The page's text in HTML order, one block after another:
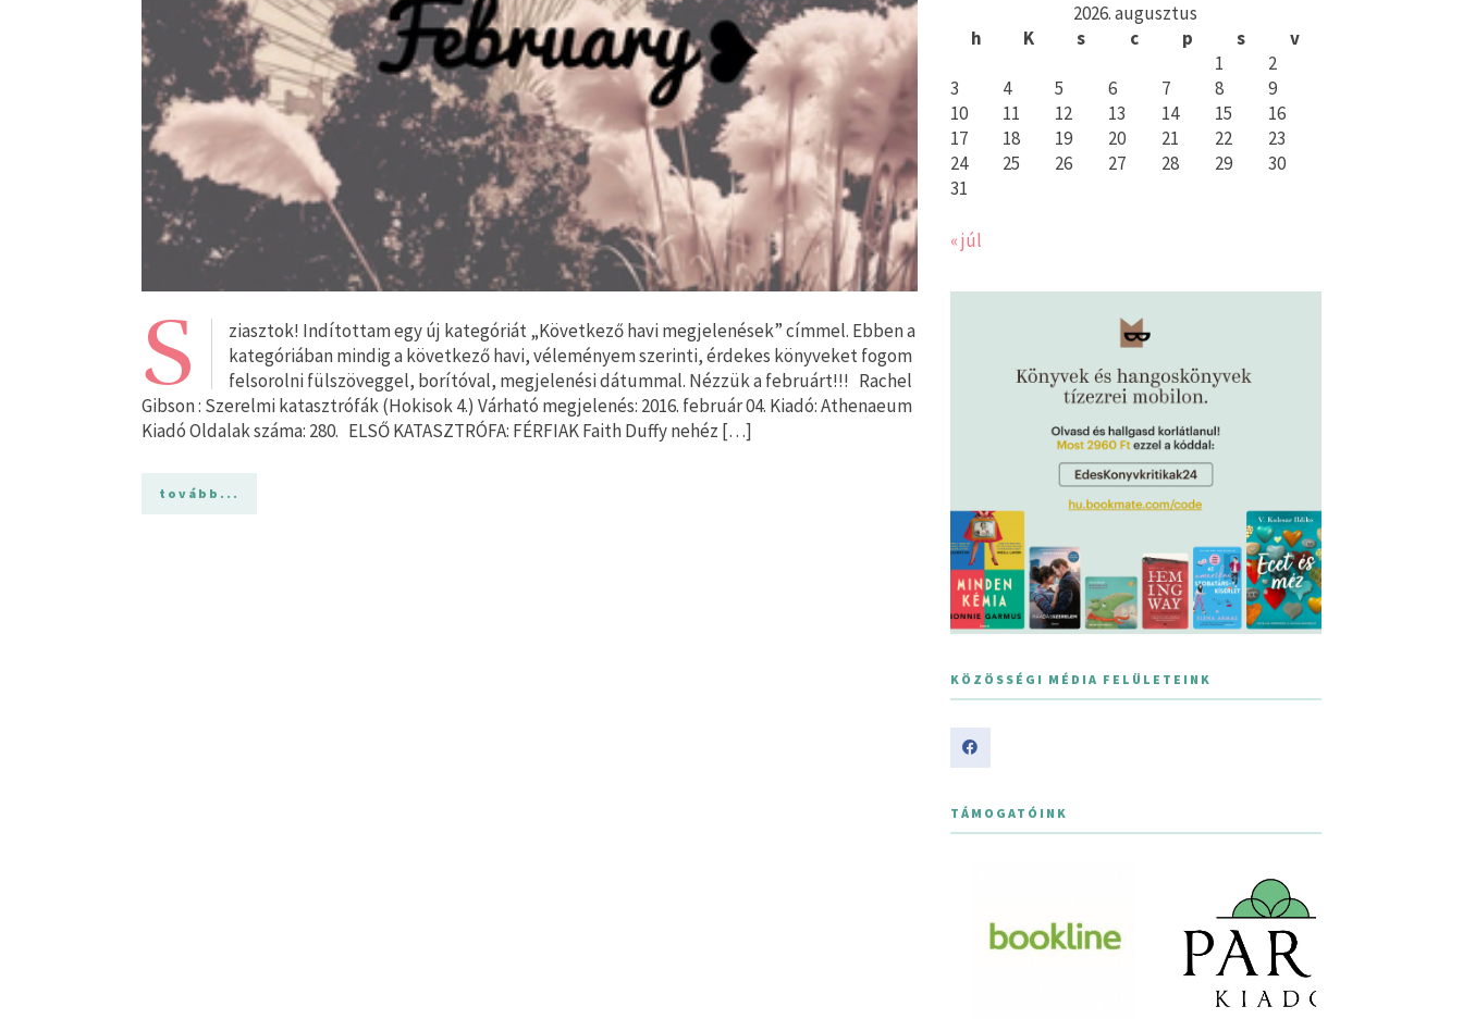
S
ziasztok! Indítottam egy új kategóriát „Következő havi megjelenések” címmel. Ebben a
kategóriában mindig a következő havi, véleményem szerinti, érdekes könyveket fogom
felsorolni fülszöveggel, borítóval, megjelenési dátummal. Nézzük a februárt!!! Rachel
Gibson : Szerelmi katasztrófák (Hokisok 4.) Várható megjelenés: 2016. február 04. Kiadó: Athenaeum
Kiadó Oldalak száma: 280. ELSŐ KATASZTRÓFA: FÉRFIAK Faith Duffy nehéz […]
tovább...
2026. augusztus
h
K s c p s
v
1
2
3
4 5 6 7 8
9
10
11 12 13 14 15
16
17
18 19 20 21 22
23
24
25 26 27 28 29
30
31
« júl
KÖZÖSSÉGI MÉDIA FELÜLETEINK
TÁMOGATÓINK